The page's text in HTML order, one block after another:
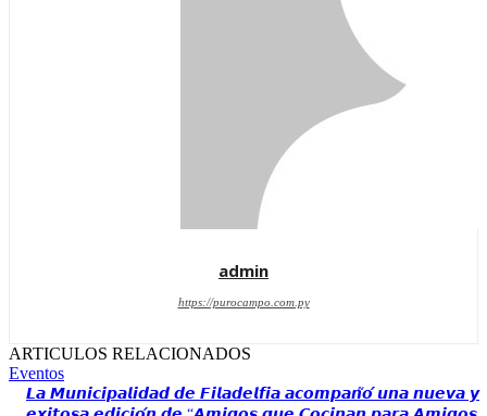
admin
https://purocampo.com.py
ARTICULOS RELACIONADOS
Eventos
𝙇𝙖 𝙈𝙪𝙣𝙞𝙘𝙞𝙥𝙖𝙡𝙞𝙙𝙖𝙙 𝙙𝙚 𝙁𝙞𝙡𝙖𝙙𝙚𝙡𝙛𝙞𝙖 𝙖𝙘𝙤𝙢𝙥𝙖𝙣̃𝙤́ 𝙪𝙣𝙖 𝙣𝙪𝙚𝙫𝙖 𝙮